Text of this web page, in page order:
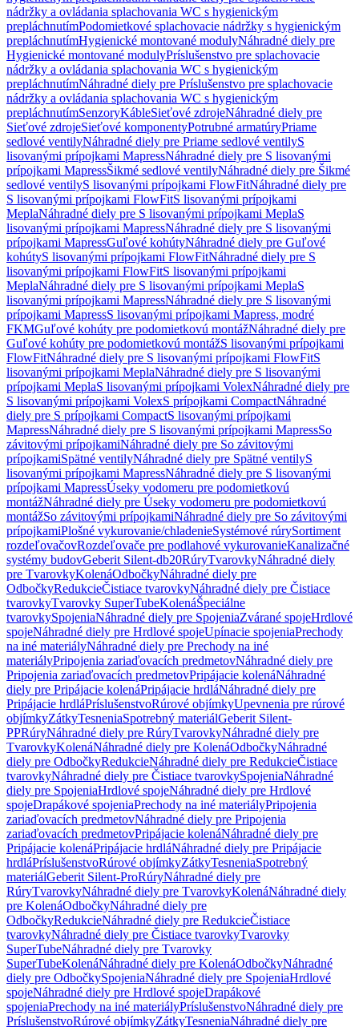
nádržky a ovládania splachovania WC s hygienickým
prepláchnutímPodomietkové splachovacie nádržky s hygienickým
prepláchnutímHygienické montované modulyNáhradné diely pre
Hygienické montované modulyPríslušenstvo pre splachovacie
nádržky a ovládania splachovania WC s hygienickým
prepláchnutímNáhradné diely pre Príslušenstvo pre splachovacie
nádržky a ovládania splachovania WC s hygienickým
prepláchnutímSenzoryKábleSieťové zdrojeNáhradné diely pre
Sieťové zdrojeSieťové komponentyPotrubné armatúryPriame
sedlové ventilyNáhradné diely pre Priame sedlové ventilyS
lisovanými prípojkami MapressNáhradné diely pre S lisovanými
prípojkami MapressŠikmé sedlové ventilyNáhradné diely pre Šikmé
sedlové ventilyS lisovanými prípojkami FlowFitNáhradné diely pre
S lisovanými prípojkami FlowFitS lisovanými prípojkami
MeplaNáhradné diely pre S lisovanými prípojkami MeplaS
lisovanými prípojkami MapressNáhradné diely pre S lisovanými
prípojkami MapressGuľové kohútyNáhradné diely pre Guľové
kohútyS lisovanými prípojkami FlowFitNáhradné diely pre S
lisovanými prípojkami FlowFitS lisovanými prípojkami
MeplaNáhradné diely pre S lisovanými prípojkami MeplaS
lisovanými prípojkami MapressNáhradné diely pre S lisovanými
prípojkami MapressS lisovanými prípojkami Mapress, modré
FKMGuľové kohúty pre podomietkovú montážNáhradné diely pre
Guľové kohúty pre podomietkovú montážS lisovanými prípojkami
FlowFitNáhradné diely pre S lisovanými prípojkami FlowFitS
lisovanými prípojkami MeplaNáhradné diely pre S lisovanými
prípojkami MeplaS lisovanými prípojkami VolexNáhradné diely pre
S lisovanými prípojkami VolexS prípojkami CompactNáhradné
diely pre S prípojkami CompactS lisovanými prípojkami
MapressNáhradné diely pre S lisovanými prípojkami MapressSo
závitovými prípojkamiNáhradné diely pre So závitovými
prípojkamiSpätné ventilyNáhradné diely pre Spätné ventilyS
lisovanými prípojkami MapressNáhradné diely pre S lisovanými
prípojkami MapressÚseky vodomeru pre podomietkovú
montážNáhradné diely pre Úseky vodomeru pre podomietkovú
montážSo závitovými prípojkamiNáhradné diely pre So závitovými
prípojkamiPlošné vykurovanie/chladenieSystémové rúrySortiment
rozdeľovačovRozdeľovače pre podlahové vykurovanieKanalizačné
systémy budovGeberit Silent-db20RúryTvarovkyNáhradné diely
pre TvarovkyKolenáOdbočkyNáhradné diely pre
OdbočkyRedukcieČistiace tvarovkyNáhradné diely pre Čistiace
tvarovkyTvarovky SuperTubeKolenáŠpeciálne
tvarovkySpojeniaNáhradné diely pre SpojeniaZvárané spojeHrdlové
spojeNáhradné diely pre Hrdlové spojeUpínacie spojeniaPrechody
na iné materiályNáhradné diely pre Prechody na iné
materiályPripojenia zariaďovacích predmetovNáhradné diely pre
Pripojenia zariaďovacích predmetovPripájacie kolenáNáhradné
diely pre Pripájacie kolenáPripájacie hrdláNáhradné diely pre
Pripájacie hrdláPríslušenstvoRúrové objímkyUpevnenia pre rúrové
objímkyZátkyTesneniaSpotrebný materiálGeberit Silent-
PPRúryNáhradné diely pre RúryTvarovkyNáhradné diely pre
TvarovkyKolenáNáhradné diely pre KolenáOdbočkyNáhradné
diely pre OdbočkyRedukcieNáhradné diely pre RedukcieČistiace
tvarovkyNáhradné diely pre Čistiace tvarovkySpojeniaNáhradné
diely pre SpojeniaHrdlové spojeNáhradné diely pre Hrdlové
spojeDrapákové spojeniaPrechody na iné materiályPripojenia
zariaďovacích predmetovNáhradné diely pre Pripojenia
zariaďovacích predmetovPripájacie kolenáNáhradné diely pre
Pripájacie kolenáPripájacie hrdláNáhradné diely pre Pripájacie
hrdláPríslušenstvoRúrové objímkyZátkyTesneniaSpotrebný
materiálGeberit Silent-ProRúryNáhradné diely pre
RúryTvarovkyNáhradné diely pre TvarovkyKolenáNáhradné diely
pre KolenáOdbočkyNáhradné diely pre
OdbočkyRedukcieNáhradné diely pre RedukcieČistiace
tvarovkyNáhradné diely pre Čistiace tvarovkyTvarovky
SuperTubeNáhradné diely pre Tvarovky
SuperTubeKolenáNáhradné diely pre KolenáOdbočkyNáhradné
diely pre OdbočkySpojeniaNáhradné diely pre SpojeniaHrdlové
spojeNáhradné diely pre Hrdlové spojeDrapákové
spojeniaPrechody na iné materiályPríslušenstvoNáhradné diely pre
PríslušenstvoRúrové objímkyZátkyTesneniaNáhradné diely pre